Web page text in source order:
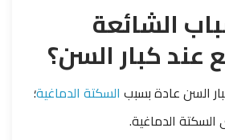
الشائعة
عند كبار السن؟
السن عادة بسبب السكتة الدماغية؛
الدماغية.